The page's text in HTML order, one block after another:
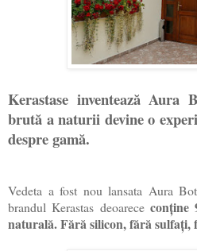
Kerastase inventează Aura
brută a naturii devine o
despre gamă.
Vedeta a fost nou lansata Aura
brandul Kerastas deoarececonține
naturală. Fără silicon, fără sulfați,